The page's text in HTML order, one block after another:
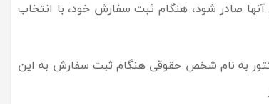
آنها صادر شود، هنگام ثبت سفارش خود، با انتخاب
به نام شخص حقوقی هنگام ثبت سفارش به این